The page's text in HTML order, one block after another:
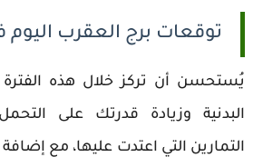
توقعات برج العقرب
يُستحسن أن تركز خلال هذه الفترة
البدنية وزيادة قدرتك على
التمارين التي اعتدت عليها، مع